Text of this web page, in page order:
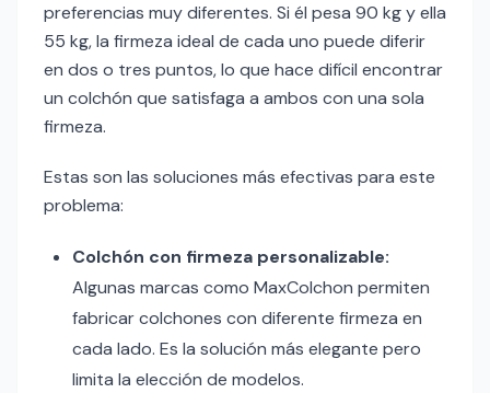
preferencias muy diferentes. Si él pesa 90 kg y ella
55 kg, la firmeza ideal de cada uno puede diferir
en dos o tres puntos, lo que hace difícil encontrar
un colchón que satisfaga a ambos con una sola
firmeza.
Estas son las soluciones más efectivas para este
problema:
Colchón con firmeza personalizable:
Algunas marcas como MaxColchon permiten
fabricar colchones con diferente firmeza en
cada lado. Es la solución más elegante pero
limita la elección de modelos.